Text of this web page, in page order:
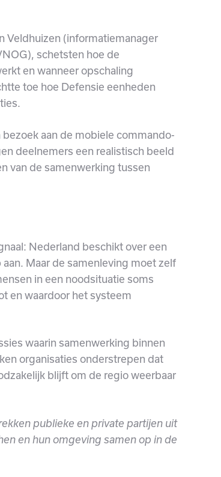
Veldhuizen (informatiemanager
schetsten hoe de
en wanneer opschaling
toe hoe Defensie eenheden
aan de mobiele commando-
deelnemers een realistisch beeld
van de samenwerking tussen
Nederland beschikt over een
Maar de samenleving moet zelf
in een noodsituatie soms
en waardoor het systeem
waarin samenwerking binnen
organisaties onderstrepen dat
blijft om de regio weerbaar
publieke en private partijen uit
en hun omgeving samen op in de